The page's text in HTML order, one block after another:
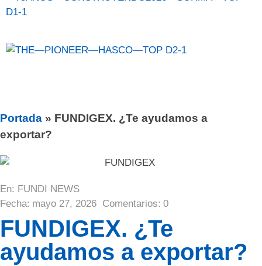
Portada » FUNDIGEX. ¿Te ayudamos a
exportar?
En: FUNDI NEWS
Fecha: mayo 27, 2026 Comentarios: 0
FUNDIGEX. ¿Te
ayudamos a exportar?